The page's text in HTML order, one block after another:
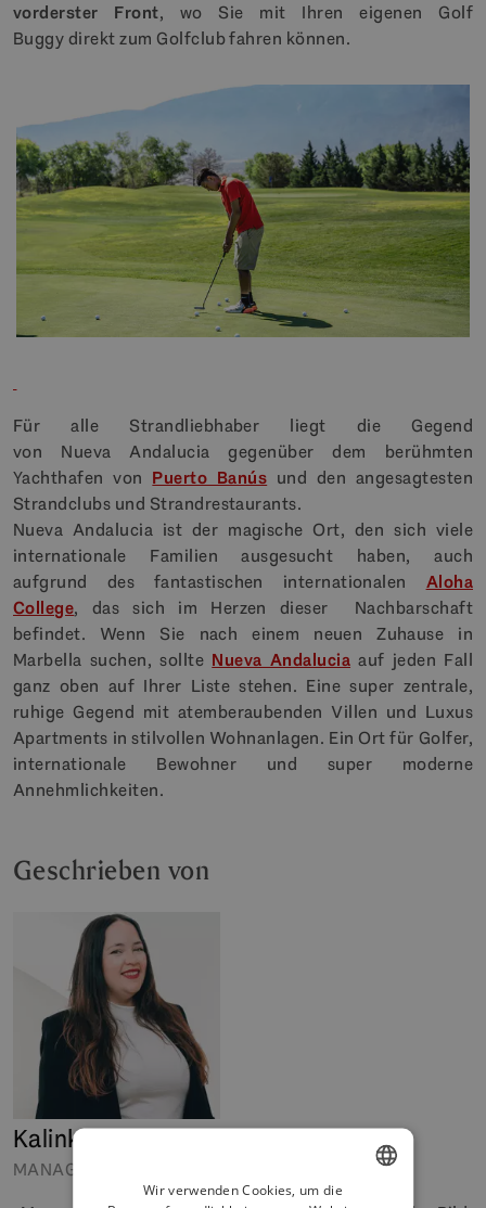
vorderster Front, wo Sie mit Ihren eigenen Golf
Buggy direkt zum Golfclub fahren können.
Für alle Strandliebhaber liegt die Gegend
von Nueva Andalucia gegenüber dem berühmten
Yachthafen von Puerto Banús und den angesagtesten
Strandclubs und Strandrestaurants.
Nueva Andalucia ist der magische Ort, den sich viele
internationale Familien ausgesucht haben, auch
aufgrund des fantastischen internationalen Aloha
College, das sich im Herzen dieser Nachbarschaft
befindet. Wenn Sie nach einem neuen Zuhause in
Marbella suchen, sollte Nueva Andalucia auf jeden Fall
ganz oben auf Ihrer Liste stehen. Eine super zentrale,
ruhige Gegend mit atemberaubenden Villen und Luxus
Apartments in stilvollen Wohnanlagen. Ein Ort für Golfer,
internationale Bewohner und super moderne
Annehmlichkeiten.
Geschrieben von
Kalinka Hermann
MANAGER FÜR SOZIALE MEDIEN UND INHALTE
Wir verwenden Cookies, um die